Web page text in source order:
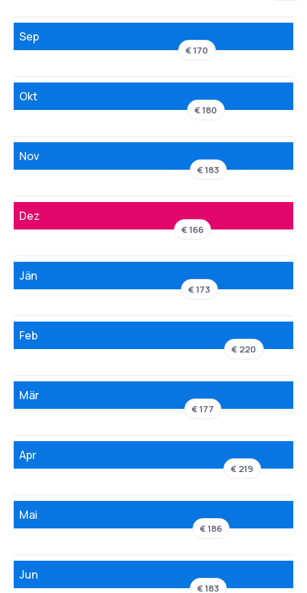
Sep
€ 170
Okt
€ 180
Nov
€ 183
Dez
€ 166
Jän
€ 173
Feb
€ 220
Mär
€ 177
Apr
€ 219
Mai
€ 186
Jun
€ 183